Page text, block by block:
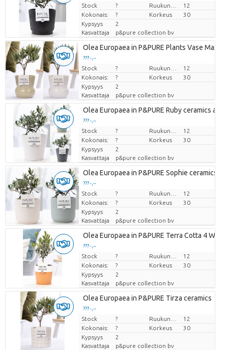
Hinta per kappale
Stock ?
12
Kokonais:
? Korkeus
30
Kypsyys
2
Kasvattaja
p&pure collection bv
Olea Europaea in P&PURE Plants Vase
??? -,--
Hinta per kappale
Stock ?
12
Kokonais:
? Korkeus
30
Kypsyys
2
Kasvattaja
p&pure collection bv
Olea Europaea in P&PURE Ruby ceramics ass.
??? -,--
Hinta per kappale
Stock ?
12
Kokonais:
? Korkeus
30
Kypsyys
2
Kasvattaja
p&pure collection bv
Olea Europaea in P&PURE Sophie ceramics
??? -,--
Hinta per kappale
Stock ?
12
Kokonais:
? Korkeus
30
Kypsyys
2
Kasvattaja
p&pure collection bv
Olea Europaea in P&PURE Terra Cotta 4 White
??? -,--
Hinta per kappale
Stock ?
12
Kokonais:
? Korkeus
30
Kypsyys
2
Kasvattaja
p&pure collection bv
Olea Europaea in P&PURE Tirza ceramics
??? -,--
Hinta per kappale
Stock ?
12
Kokonais:
? Korkeus
30
Kypsyys
2
Kasvattaja
p&pure collection bv